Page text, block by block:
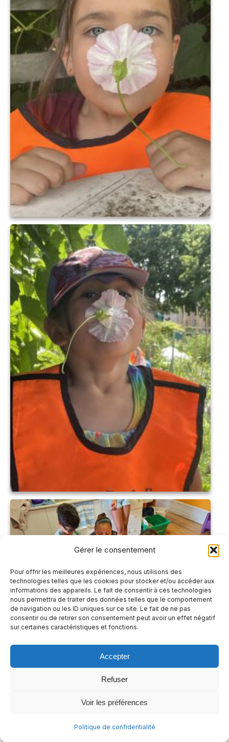
Gérer le consentement
Pour offrir les meilleures expériences, nous utilisons des
technologies telles que les cookies pour stocker et/ou accéder aux
informations des appareils. Le fait de consentir à ces technologies
nous permettra de traiter des données telles que le comportement
de navigation ou les ID uniques sur ce site. Le fait de ne pas
consentir ou de retirer son consentement peut avoir un effet négatif
sur certaines caractéristiques et fonctions.
Accepter
Refuser
Voir les préférences
Politique de confidentialité